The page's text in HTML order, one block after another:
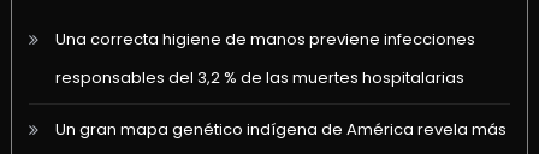
Una correcta higiene de manos previene infecciones
responsables del 3,2 % de las muertes hospitalarias
Un gran mapa genético indígena de América revela más